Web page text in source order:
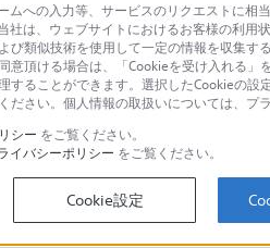
用製品に関するお問い合わせ
物に関するご利用ガイド・お
サービスに関してのご案内はこちら
ムへの入力等、サービスのリクエストに
社は、ウェブサイトにおけるお客様の利
び類似技術を使用して一定の情報を収集
意頂ける場合は、「Cookieを受け入れる
することができます。選択したCookieの
ださい。個人情報の取扱いについては、プ
シー をご覧ください。
イバシーポリシー をご覧ください。
Cookie設定